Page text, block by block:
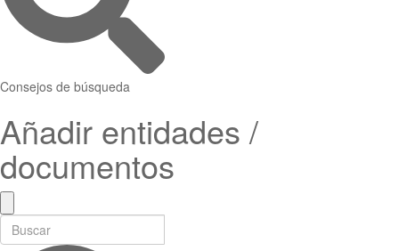
Consejos de búsqueda
Añadir entidades /
documentos